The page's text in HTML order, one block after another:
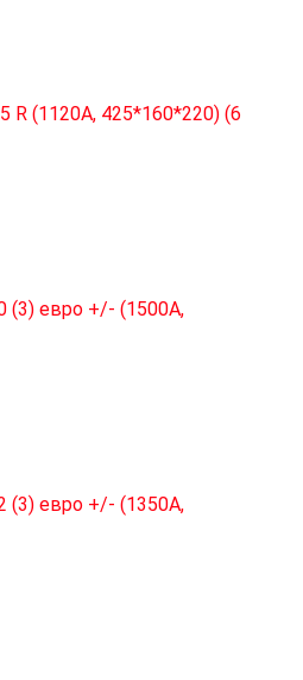
R (1120A, 425*160*220) (6
(3) евро +/- (1500A,
(3) евро +/- (1350A,